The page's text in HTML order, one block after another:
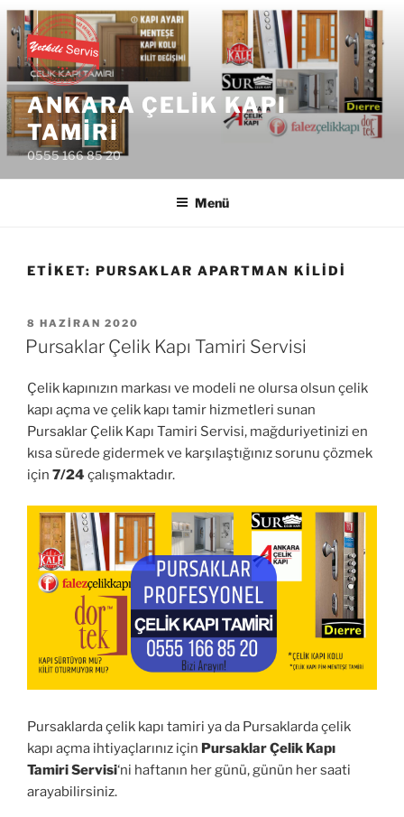
İçeriğe
geç
ANKARA ÇELIK KAPI
TAMIRI
0555 166 85 20
Menü
ETIKET: PURSAKLAR APARTMAN KILIDI
YAYIM
TARIHI
8 HAZIRAN 2020
Pursaklar Çelik Kapı Tamiri Servisi
Çelik kapınızın markası ve modeli ne olursa olsun çelik
kapı açma ve çelik kapı tamir hizmetleri sunan
Pursaklar Çelik Kapı Tamiri Servisi, mağduriyetinizi en
kısa sürede gidermek ve karşılaştığınız sorunu çözmek
için 7/24 çalışmaktadır.
Pursaklarda çelik kapı tamiri ya da Pursaklarda çelik
kapı açma ihtiyaçlarınız için Pursaklar Çelik Kapı
Tamiri Servisi‘ni haftanın her günü, günün her saati
arayabilirsiniz.